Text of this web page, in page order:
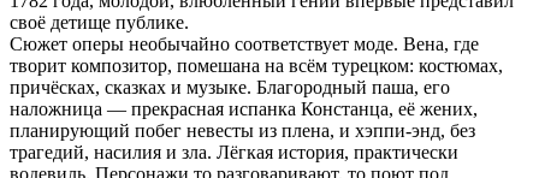
своё детище публике.
Сюжет оперы необычайно соответствует моде. Вена, где
творит композитор, помешана на всём турецком: костюмах,
причёсках, сказках и музыке. Благородный паша, его
наложница — прекрасная испанка Констанца, её жених,
планирующий побег невесты из плена, и хэппи-энд, без
трагедий, насилия и зла. Лёгкая история, практически
водевиль. Персонажи то разговаривают, то поют под